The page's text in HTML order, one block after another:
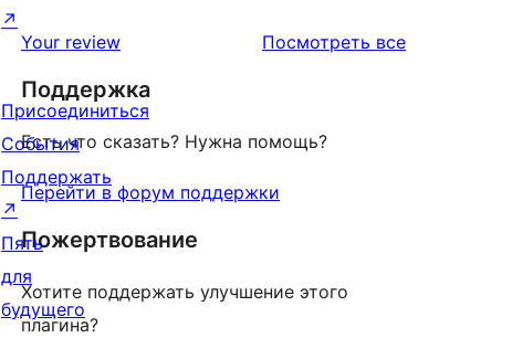
Your review Посмотреть всеотзывы
Поддержка
Есть что сказать? Нужна помощь?
Перейти в форум поддержки
Пожертвование
Хотите поддержать улучшение этого
плагина?
↗
Присоединиться
События
Поддержать
↗
Пять
для
будущего